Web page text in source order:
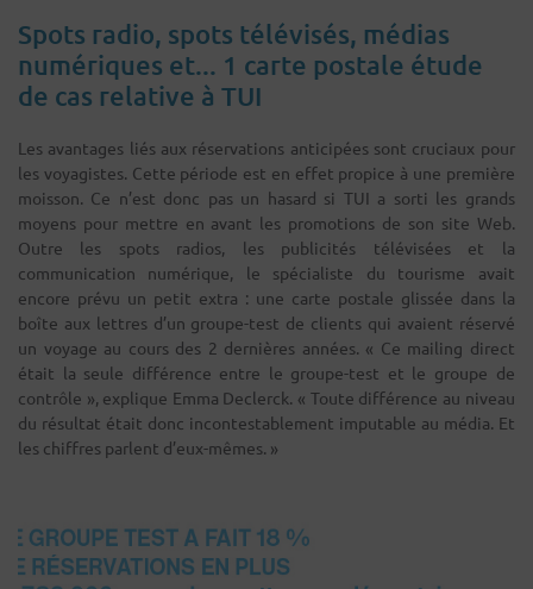
Spots radio, spots télévisés, médias
numériques et... 1 carte postale étude
de cas relative à TUI
Les avantages liés aux réservations anticipées sont cruciaux pour
les voyagistes. Cette période est en effet propice à une première
moisson. Ce n’est donc pas un hasard si TUI a sorti les grands
moyens pour mettre en avant les promotions de son site Web.
Outre les spots radios, les publicités télévisées et la
communication numérique, le spécialiste du tourisme avait
encore prévu un petit extra : une carte postale glissée dans la
boîte aux lettres d’un groupe-test de clients qui avaient réservé
un voyage au cours des 2 dernières années. « Ce mailing direct
était la seule différence entre le groupe-test et le groupe de
contrôle », explique Emma Declerck. « Toute différence au niveau
du résultat était donc incontestablement imputable au média. Et
les chiffres parlent d’eux-mêmes. »